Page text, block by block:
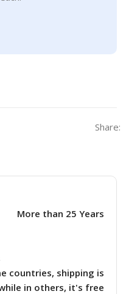
Share:
More than 25 Years
countries, shipping is
in others, it's free